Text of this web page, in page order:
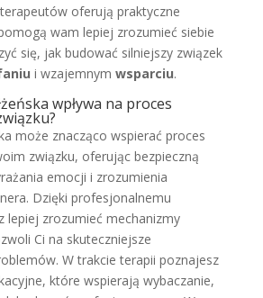
oferują praktyczne
wam lepiej zrozumieć siebie
się, jak budować silniejszy związek
i wzajemnym wsparciu.
wpływa na proces
może znacząco wspierać proces
związku, oferując bezpieczną
emocji i zrozumienia
Dzięki profesjonalnemu
lepiej zrozumieć mechanizmy
Ci na skuteczniejsze
W trakcie terapii poznajesz
które wspierają wybaczanie,